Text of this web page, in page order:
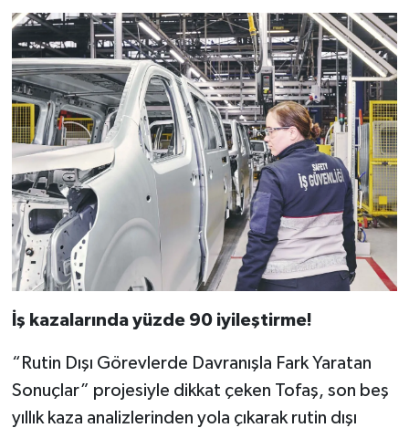
İş kazalarında yüzde 90 iyileştirme!
“Rutin Dışı Görevlerde Davranışla Fark Yaratan
Sonuçlar” projesiyle dikkat çeken Tofaş, son beş
yıllık kaza analizlerinden yola çıkarak rutin dışı